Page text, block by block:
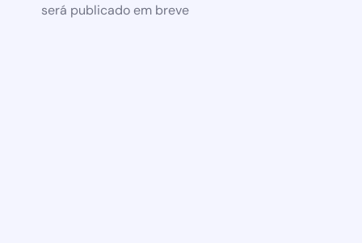
será publicado em breve